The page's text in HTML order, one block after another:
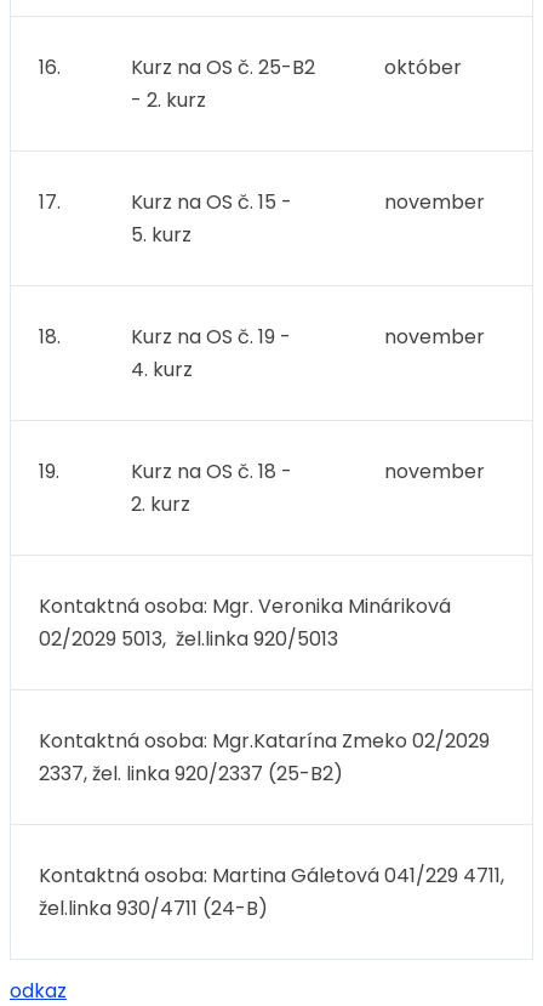
16.
Kurz na OS č. 25-B2
- 2. kurz
október
17.
Kurz na OS č. 15 -
5. kurz
november
18.
Kurz na OS č. 19 -
4. kurz
november
19.
Kurz na OS č. 18 -
2. kurz
november
Kontaktná osoba: Mgr. Veronika Mináriková
02/2029 5013, žel.linka 920/5013
Kontaktná osoba: Mgr.Katarína Zmeko 02/2029
2337, žel. linka 920/2337 (25-B2)
Kontaktná osoba: Martina Gáletová 041/229 4711,
žel.linka 930/4711 (24-B)
odkaz